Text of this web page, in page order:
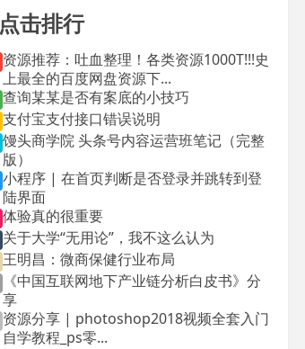
点击排行
资源推荐：吐血整理！各类资源1000T!!!史
上最全的百度网盘资源下...
查询某某是否有案底的小技巧
支付宝支付接口错误说明
馒头商学院 头条号内容运营班笔记（完整
版）
小程序 | 在首页判断是否登录并跳转到登
陆界面
体验真的很重要
关于大学“无用论”，我不这么认为
王明昌：微商保健行业布局
《中国互联网地下产业链分析白皮书》分
享
资源分享 | photoshop2018视频全套入门
自学教程_ps零...